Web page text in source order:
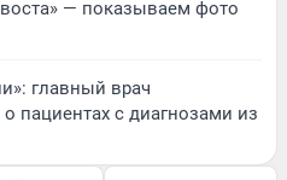
— показываем фото
главный врач
пациентах с диагнозами из